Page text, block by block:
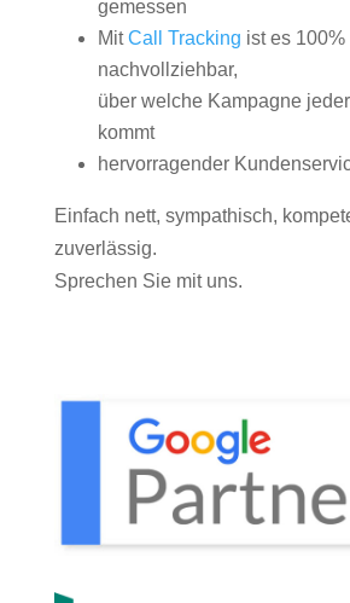
gemessen
MitCall Tracking ist es 100%
nachvollziehbar,
über welche Kampagne
kommt
hervorragender
Einfach nett, sympathisch,
zuverlässig.
Sprechen Sie mit uns.